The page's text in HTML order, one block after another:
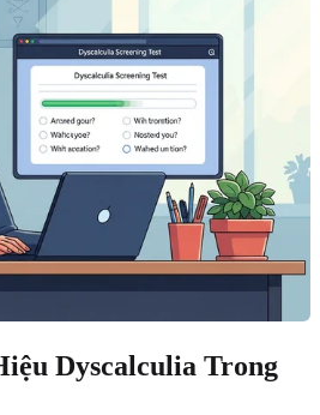
Dyscalculia Trong